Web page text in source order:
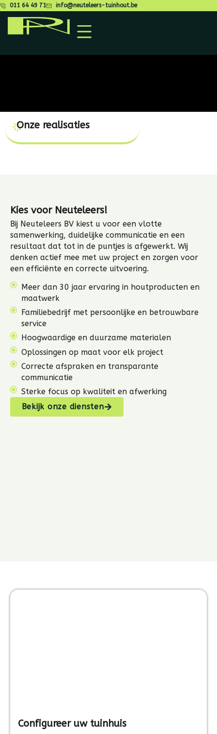
011 64 49 71 info@neuteleers-tuinhout.be
Onze realisaties
Kies voor Neuteleers!
Bij Neuteleers BV kiest u voor een vlotte
samenwerking, duidelijke communicatie en een
resultaat dat tot in de puntjes is afgewerkt. Wij
denken actief mee met uw project en zorgen voor
een efficiënte en correcte uitvoering.
Meer dan 30 jaar ervaring in houtproducten en
maatwerk
Familiebedrijf met persoonlijke en betrouwbare
service
Hoogwaardige en duurzame materialen
Oplossingen op maat voor elk project
Correcte afspraken en transparante
communicatie
Sterke focus op kwaliteit en afwerking
Bekijk onze diensten
Configureer uw tuinhuis